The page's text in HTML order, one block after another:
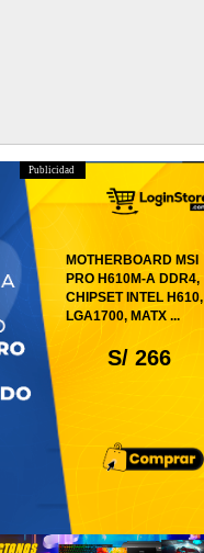
Publicidad
S/ 266
MOTHERBOARD MSI
PRO H610M-A DDR4,
CHIPSET INTEL H610,
LGA1700, MATX ...